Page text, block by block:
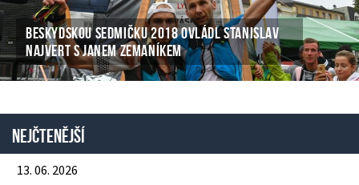
BESKYDSKOU SEDMIČKU 2018 OVLÁDL STANISLAV
NAJVERT S JANEM ZEMANÍKEM
Nejčtenější
13. 06. 2026